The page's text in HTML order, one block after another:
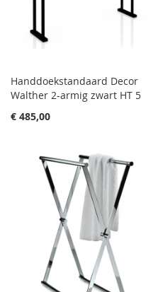
Handdoekstandaard Decor
Walther 2-armig zwart HT 5
€ 485,00